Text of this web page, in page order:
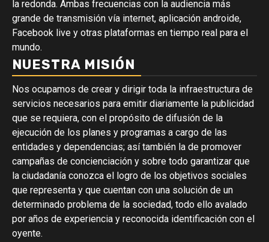
la redonda. Ambas frecuencias con la audiencia más
grande de transmisión vía internet, aplicación androide,
Facebook live y otras plataformas en tiempo real para el
mundo.
NUESTRA MISIÓN
Nos ocupamos de crear y dirigir toda la infraestructura de
servicios necesarios para emitir diariamente la publicidad
que se requiera, con el propósito de difusión de la
ejecución de los planes y programas a cargo de las
entidades y dependencias; así también la de promover
campañas de concienciación y sobre todo garantizar que
la ciudadanía conozca el logro de los objetivos sociales
que representa y que cuentan con una solución de un
determinado problema de la sociedad, todo ello avalado
por años de experiencia y reconocida identificación con el
oyente.